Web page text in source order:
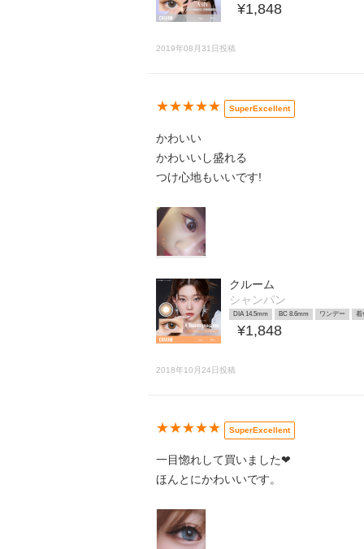
¥1,848
2019年08月31日投稿
★★★★★ SuperExcellent
かわいい
かわいいし盛れる
つけ心地もいいです!
クルーム
シャンパン
DIA 14.5mm BC 8.6mm ワンデー 着
¥1,848
2018年10月24日投稿
★★★★★ SuperExcellent
一目惚れして買いました❤︎
ほんとにかわいいです。